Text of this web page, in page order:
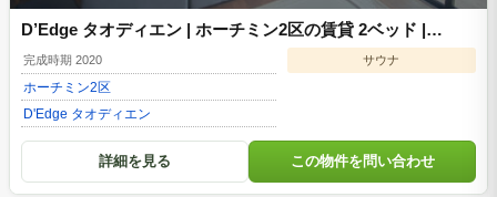
D’Edge タオディエン | ホーチミン2区の賃貸 2ベッド |
DE02966
完成時期 2020
ホーチミン2区
D'Edge タオディエン
サウナ
詳細を見る この物件を問い合わせ